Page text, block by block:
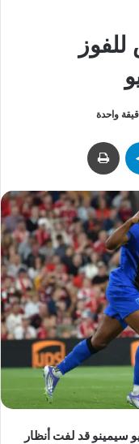
للفوز
واحدة
سيمينو قد لفت أنظار